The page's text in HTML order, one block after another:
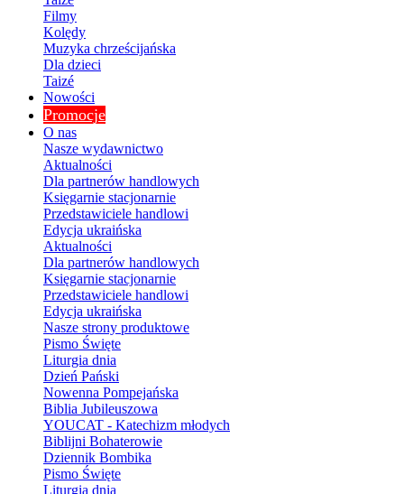
Filmy
Kolędy
Muzyka chrześcijańska
Dla dzieci
Taizé
Nowości
Promocje
O nas
Nasze wydawnictwo
Aktualności
Dla partnerów handlowych
Księgarnie stacjonarnie
Przedstawiciele handlowi
Edycja ukraińska
Aktualności
Dla partnerów handlowych
Księgarnie stacjonarnie
Przedstawiciele handlowi
Edycja ukraińska
Nasze strony produktowe
Pismo Święte
Liturgia dnia
Dzień Pański
Nowenna Pompejańska
Biblia Jubileuszowa
YOUCAT - Katechizm młodych
Biblijni Bohaterowie
Dziennik Bombika
Pismo Święte
Liturgia dnia